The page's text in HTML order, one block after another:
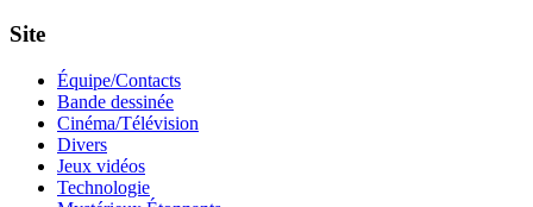
Site
Équipe/Contacts
Bande dessinée
Cinéma/Télévision
Divers
Jeux vidéos
Technologie